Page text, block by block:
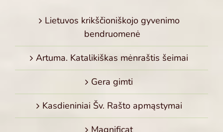
Lietuvos krikščioniškojo gyvenimo
bendruomenė
Artuma. Katalikiškas mėnraštis šeimai
Gera gimti
Kasdieniniai Šv. Rašto apmąstymai
Magnificat